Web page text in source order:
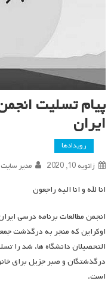
پیام تسلیت
ایران
رویدادها
ژانویه 10, 2020 مدیر سایت
انا لله و انا الیه راجعون
انجمن مطالعات برنامه درسی
اوکراین که منجر به درگذشت
التحصیلان دانشگاه ها، شد را
درگذشتگان و صبر جزیل برای
است.